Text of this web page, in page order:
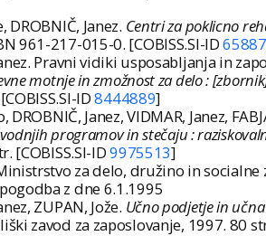
DROBNIČ, Janez. Centri za poklicno
961-217-015-0. [COBISS.SI-ID
Pravni vidiki usposabljanja in
motnje in zmožnost za delo :
ID8444889]
DROBNIČ, Janez, VIDMAR, Janez,
programov in stečaju :
[COBISS.SI-ID9975513]
za delo, družino in socialne
z dne 6.1.1995
ZUPAN, Jože. Učno podjetje in
zavod za zaposlovanje, 1997. 80